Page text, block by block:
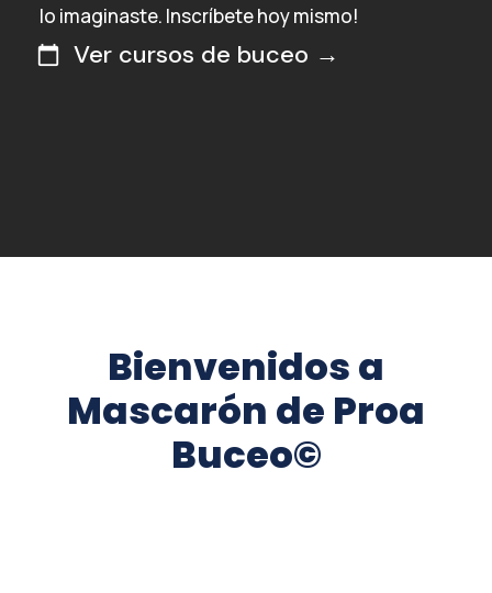
lo imaginaste. Inscríbete hoy mismo!
calendar_today Ver cursos de buceo →
Bienvenidos a
Mascarón de Proa
Buceo©